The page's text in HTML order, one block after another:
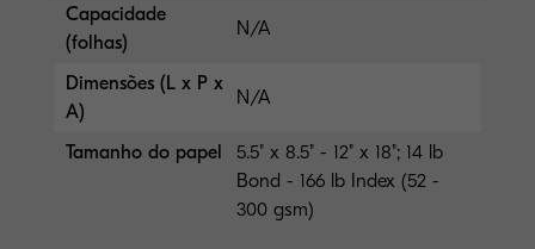
Capacidade
(folhas)
N/A
Dimensões (L x P x
A)
N/A
Tamanho do papel
5.5" x 8.5" - 12" x 18"; 14 lb
Bond - 166 lb Index (52 -
300 gsm)